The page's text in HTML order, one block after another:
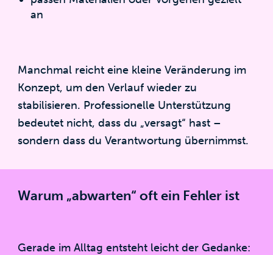
an
Manchmal reicht eine kleine Veränderung im
Konzept, um den Verlauf wieder zu
stabilisieren. Professionelle Unterstützung
bedeutet nicht, dass du „versagt“ hast –
sondern dass du Verantwortung übernimmst.
Warum „abwarten“ oft ein Fehler ist
Gerade im Alltag entsteht leicht der Gedanke: